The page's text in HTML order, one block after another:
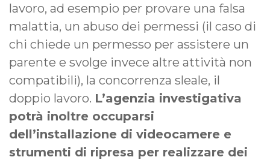
lavoro, ad esempio per provare una falsa
malattia, un abuso dei permessi (il caso di
chi chiede un permesso per assistere un
parente e svolge invece altre attività non
compatibili), la concorrenza sleale, il
doppio lavoro. L’agenzia investigativa
potrà inoltre occuparsi
dell’installazione di videocamere e
strumenti di ripresa per realizzare dei